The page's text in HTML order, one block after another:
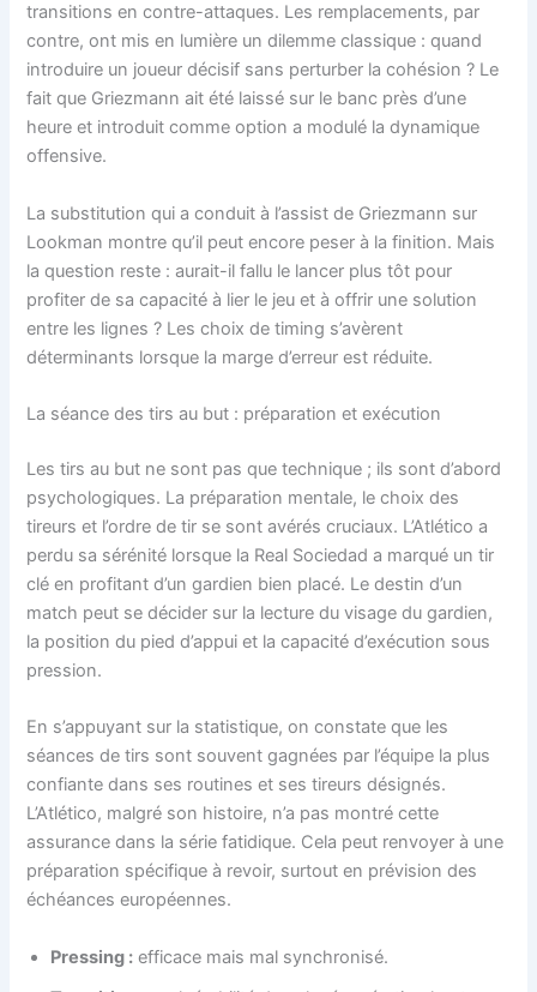
transitions en contre-attaques. Les remplacements, par
contre, ont mis en lumière un dilemme classique : quand
introduire un joueur décisif sans perturber la cohésion ? Le
fait que Griezmann ait été laissé sur le banc près d’une
heure et introduit comme option a modulé la dynamique
offensive.
La substitution qui a conduit à l’assist de Griezmann sur
Lookman montre qu’il peut encore peser à la finition. Mais
la question reste : aurait-il fallu le lancer plus tôt pour
profiter de sa capacité à lier le jeu et à offrir une solution
entre les lignes ? Les choix de timing s’avèrent
déterminants lorsque la marge d’erreur est réduite.
La séance des tirs au but : préparation et exécution
Les tirs au but ne sont pas que technique ; ils sont d’abord
psychologiques. La préparation mentale, le choix des
tireurs et l’ordre de tir se sont avérés cruciaux. L’Atlético a
perdu sa sérénité lorsque la Real Sociedad a marqué un tir
clé en profitant d’un gardien bien placé. Le destin d’un
match peut se décider sur la lecture du visage du gardien,
la position du pied d’appui et la capacité d’exécution sous
pression.
En s’appuyant sur la statistique, on constate que les
séances de tirs sont souvent gagnées par l’équipe la plus
confiante dans ses routines et ses tireurs désignés.
L’Atlético, malgré son histoire, n’a pas montré cette
assurance dans la série fatidique. Cela peut renvoyer à une
préparation spécifique à revoir, surtout en prévision des
échéances européennes.
Pressing : efficace mais mal synchronisé.